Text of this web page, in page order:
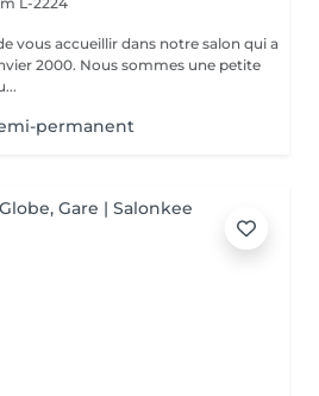
vous accueillir dans notre salon qui a
une petite
permanent